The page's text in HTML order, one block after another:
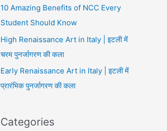
10 Amazing Benefits of NCC Every
Student Should Know
High Renaissance Art in Italy | इटली में
चरम पुनर्जागरण की कला
Early Renaissance Art in Italy | इटली में
प्रारंभिक पुनर्जागरण की कला
Categories